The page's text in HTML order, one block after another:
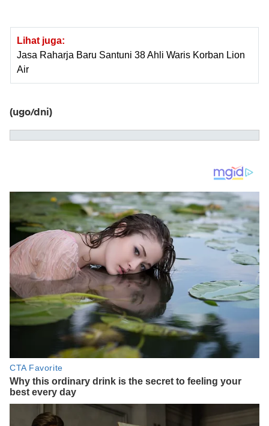
Lihat juga:
Jasa Raharja Baru Santuni 38 Ahli Waris Korban Lion
Air
(ugo/dni)